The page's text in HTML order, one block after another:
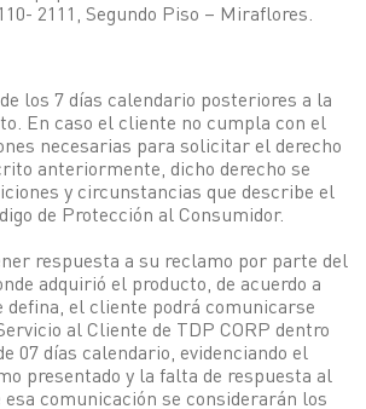
2111, Segundo Piso – Miraflores.
los 7 días calendario posteriores a la
En caso el cliente no cumpla con el
necesarias para solicitar el derecho
anteriormente, dicho derecho se
y circunstancias que describe el
de Protección al Consumidor.
respuesta a su reclamo por parte del
adquirió el producto, de acuerdo a
defina, el cliente podrá comunicarse
al Cliente de TDP CORP dentro
07 días calendario, evidenciando el
presentado y la falta de respuesta al
comunicación se considerarán los